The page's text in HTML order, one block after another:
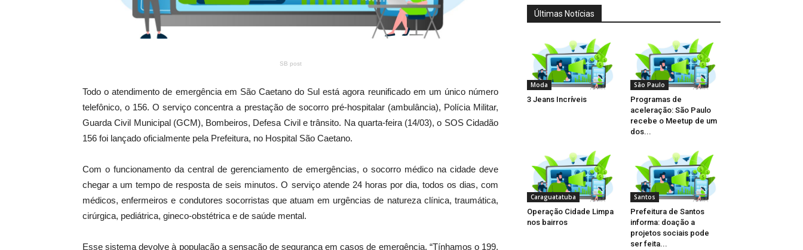
SB post
Todo o atendimento de emergência em São Caetano do Sul está agora reunificado em um único número
telefônico, o 156. O serviço concentra a prestação de socorro pré-hospitalar (ambulância), Polícia Militar,
Guarda Civil Municipal (GCM), Bombeiros, Defesa Civil e trânsito. Na quarta-feira (14/03), o SOS Cidadão
156 foi lançado oficialmente pela Prefeitura, no Hospital São Caetano.
Com o funcionamento da central de gerenciamento de emergências, o socorro médico na cidade deve
chegar a um tempo de resposta de seis minutos. O serviço atende 24 horas por dia, todos os dias, com
médicos, enfermeiros e condutores socorristas que atuam em urgências de natureza clínica, traumática,
cirúrgica, pediátrica, gineco-obstétrica e de saúde mental.
Esse sistema devolve à população a sensação de segurança em casos de emergência. “Tínhamos o 199,
Últimas Notícias
Moda
3 Jeans Incríveis
São Paulo
Programas de
aceleração: São Paulo
recebe o Meetup de um
dos...
Caraguatatuba
Operação Cidade Limpa
nos bairros
Santos
Prefeitura de Santos
informa: doação a
projetos sociais pode
ser feita...